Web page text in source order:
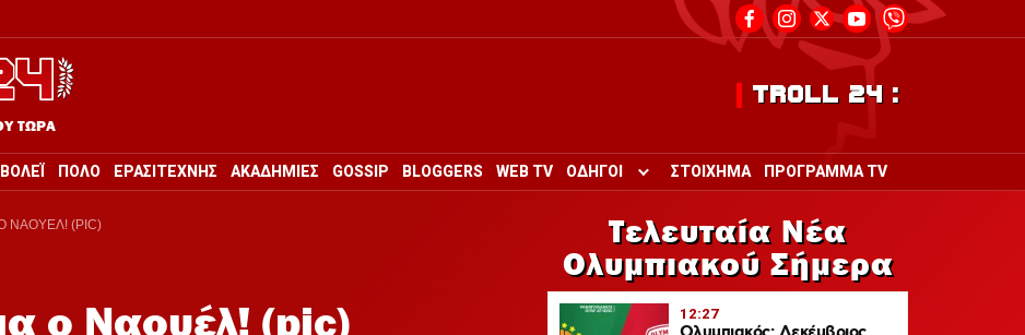
ΤΩΡΑ
TROLL 24 :
ΒΟΛΕΪ ΠΟΛΟ ΕΡΑΣΙΤΕΧΝΗΣ ΑΚΑΔΗΜΙΕΣ GOSSIP BLOGGERS WEB TV
ΟΔΗΓΟΙ
Toggle submenu for ΟΔΗΓΟΙ
ΣΤΟΙΧΗΜΑ ΠΡΟΓΡΑΜΜΑ TV
ΝΑΟΥΕΛ! (PIC)
ο Ναουέλ! (pic)
Τελευταία Νέα
Ολυμπιακού Σήμερα
12:27